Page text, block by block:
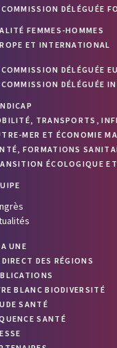
DÉLÉGUÉE
FEMMES-HOMMES
ET INTERNATIONAL
DÉLÉGUÉE
DÉLÉGUÉE
TRANSPORTS,
MER ET ÉCONOMIE
FORMATIONS
ÉCOLOGIQUE
UNE
DIRECT DES RÉGIONS
BLANC BIODIVERSITÉ
SANTÉ
SANTÉ